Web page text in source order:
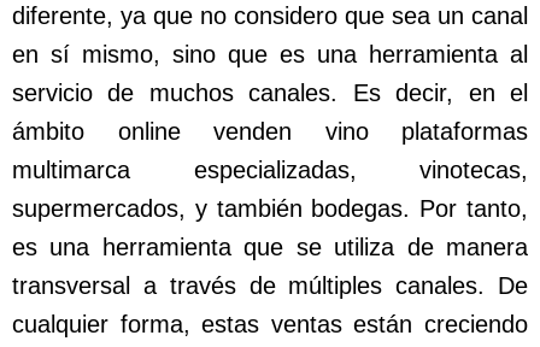
diferente, ya que no considero que sea un canal
en sí mismo, sino que es una herramienta al
servicio de muchos canales. Es decir, en el
ámbito online venden vino plataformas
multimarca especializadas, vinotecas,
supermercados, y también bodegas. Por tanto,
es una herramienta que se utiliza de manera
transversal a través de múltiples canales. De
cualquier forma, estas ventas están creciendo